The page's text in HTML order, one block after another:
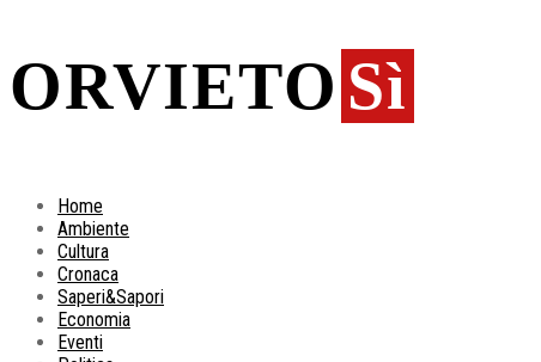
ORVIETO Sì
Home
Ambiente
Cultura
Cronaca
Saperi&Sapori
Economia
Eventi